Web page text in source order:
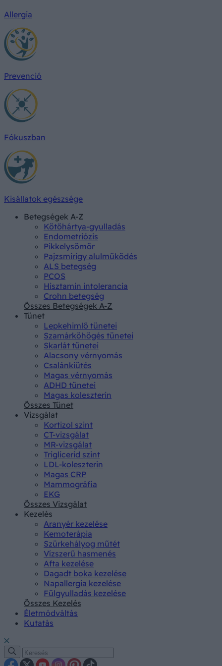
Allergia
Prevenció
Fókuszban
Kisállatok egészsége
Betegségek A-Z
Kötőhártya-gyulladás
Endometriózis
Pikkelysömör
Pajzsmirigy alulműködés
ALS betegség
PCOS
Hisztamin intolerancia
Crohn betegség
Összes Betegségek A-Z
Tünet
Lepkehimlő tünetei
Szamárköhögés tünetei
Skarlát tünetei
Alacsony vérnyomás
Csalánkiütés
Magas vérnyomás
ADHD tünetei
Magas koleszterin
Összes Tünet
Vizsgálat
Kortizol szint
CT-vizsgálat
MR-vizsgálat
Triglicerid szint
LDL-koleszterin
Magas CRP
Mammográfia
EKG
Összes Vizsgálat
Kezelés
Aranyér kezelése
Kemoterápia
Szürkehályog műtét
Vízszerű hasmenés
Afta kezelése
Dagadt boka kezelése
Napallergia kezelése
Fülgyulladás kezelése
Összes Kezelés
Életmódváltás
Kutatás